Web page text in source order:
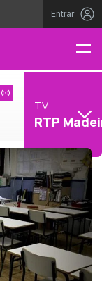
Entrar
TV
RTP